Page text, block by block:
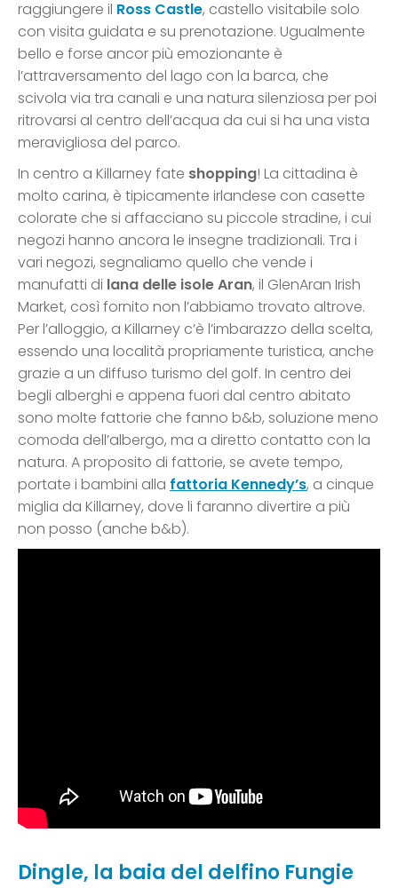
raggiungere il Ross Castle, castello visitabile solo
con visita guidata e su prenotazione. Ugualmente
bello e forse ancor più emozionante è
l’attraversamento del lago con la barca, che
scivola via tra canali e una natura silenziosa per poi
ritrovarsi al centro dell’acqua da cui si ha una vista
meravigliosa del parco.
In centro a Killarney fate shopping! La cittadina è
molto carina, è tipicamente irlandese con casette
colorate che si affacciano su piccole stradine, i cui
negozi hanno ancora le insegne tradizionali. Tra i
vari negozi, segnaliamo quello che vende i
manufatti di lana delle isole Aran, il GlenAran Irish
Market, così fornito non l’abbiamo trovato altrove.
Per l’alloggio, a Killarney c’è l’imbarazzo della scelta,
essendo una località propriamente turistica, anche
grazie a un diffuso turismo del golf. In centro dei
begli alberghi e appena fuori dal centro abitato
sono molte fattorie che fanno b&b, soluzione meno
comoda dell’albergo, ma a diretto contatto con la
natura. A proposito di fattorie, se avete tempo,
portate i bambini alla fattoria Kennedy’s, a cinque
miglia da Killarney, dove li faranno divertire a più
non posso (anche b&b).
Dingle, la baia del delfino Fungie